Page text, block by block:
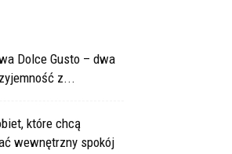
Dolce Gusto – dwa
z...
które chcą
wewnętrzny spokój